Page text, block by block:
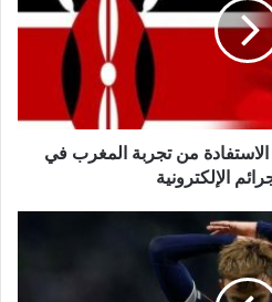
من تجربة المغرب في
الإلكترونية